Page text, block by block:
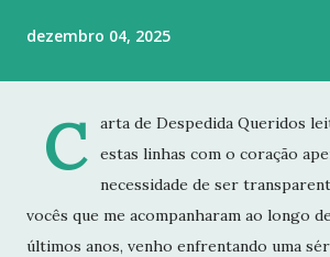
dezembro 04, 2025
C
arta de Despedida Queridos
estas linhas com o coração
necessidade de ser
vocês que me acompanharam ao longo
últimos anos, venho enfrentando uma